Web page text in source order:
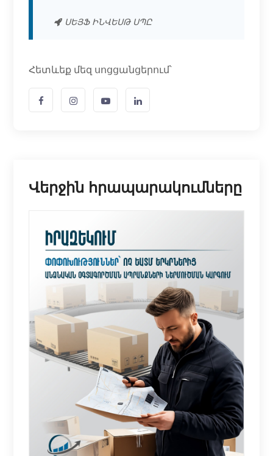
ՍԵՅՖ ԻՆՎԵՍԹ ՍՊԸ
Հետևեք մեզ սոցցանցերում՝
Վերջին հրապարակումները